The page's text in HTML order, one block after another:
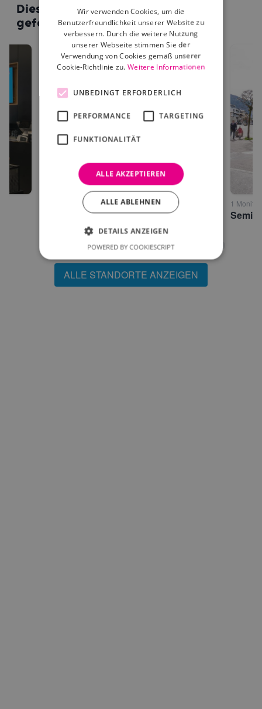
Diese Standorte könnten dir auch
gefallen
1 Monitor • Wörgl
Bäckerei Mitterer Bahnhofsstraße Wörgl
1 Monitor
ALLE STANDORTE ANZEIGEN
Wir verwenden Cookies, um die
Benutzerfreundlichkeit unserer Website zu
verbessern. Durch die weitere Nutzung
unserer Webseite stimmen Sie der
Verwendung von Cookies gemäß unserer
Cookie-Richtlinie zu.Weitere Informationen
UNBEDINGT ERFORDERLICH
PERFORMANCE TARGETING
FUNKTIONALITÄT
ALLE AKZEPTIEREN
ALLE ABLEHNEN
DETAILS ANZEIGEN
POWERED BY COOKIESCRIPT